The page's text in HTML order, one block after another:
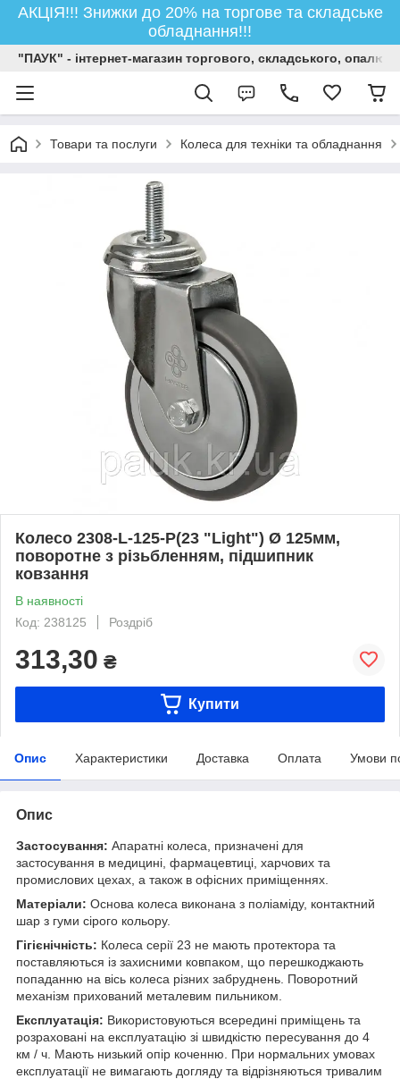
АКЦІЯ!!! Знижки до 20% на торгове та складське
обладнання!!!
"ПАУК" - інтернет-магазин торгового, складського,
Товари та послуги Колеса для техніки та обладнання
Колесо 2308-L-125-P(23 "Light") Ø 125мм,
поворотне з різьбленням, підшипник
ковзання
В наявності
Код: 238125
Роздріб
313,30 ₴
Купити
Опис Характеристики Доставка Оплата Умови
Опис
Застосування: Апаратні колеса, призначені для
застосування в медицині, фармацевтиці, харчових та
промислових цехах, а також в офісних приміщеннях.
Матеріали: Основа колеса виконана з поліаміду, контактний
шар з гуми сірого кольору.
Гігієнічність: Колеса серії 23 не мають протектора та
поставляються із захисними ковпаком, що перешкоджають
попаданню на вісь колеса різних забруднень. Поворотний
механізм прихований металевим пильником.
Експлуатація: Використовуються всередині приміщень та
розраховані на експлуатацію зі швидкістю пересування до 4
км / ч. Мають низький опір коченню. При нормальних умовах
експлуатації не вимагають догляду та відрізняються тривалим